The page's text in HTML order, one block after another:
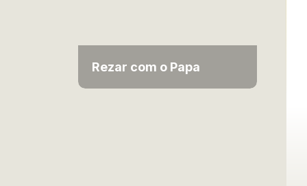
Rezar com o Papa